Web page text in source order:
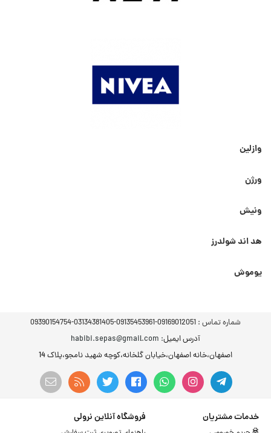
وازلین
ورژن
ونیش
هد اند شولدرز
یوموش
شماره تماس : 09169012051-09135453961-03134381405-09390154754
آدرس ایمیل: habibi.sepas@gmail.com
اصفهان،خانه اصفهان،خیابان گلخانه،کوچه شهید نامجو،پلاک 14
خدمات مشتریان فروشگاه آنلاین نرولی